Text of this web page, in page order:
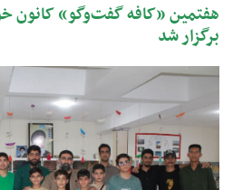
هفتمین «کافه گفت‌وگو» کانون
برگزار شد